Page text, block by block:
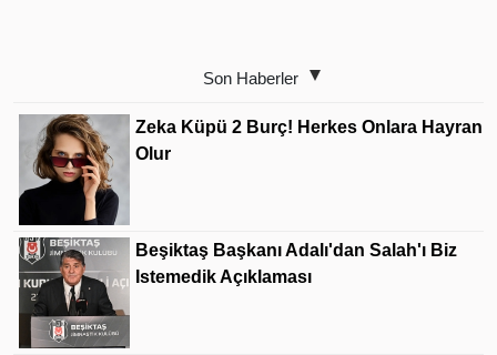
Son Haberler
Zeka Küpü 2 Burç! Herkes Onlara Hayran
Olur
Beşiktaş Başkanı Adalı'dan Salah'ı Biz
Istemedik Açıklaması